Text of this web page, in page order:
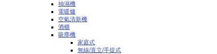
抽濕機
電暖爐
空氣清新機
酒櫃
吸塵機
家庭式
無線/直立/手提式